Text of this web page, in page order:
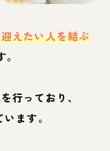
えたい人を結ぶ
行っており、
ます。